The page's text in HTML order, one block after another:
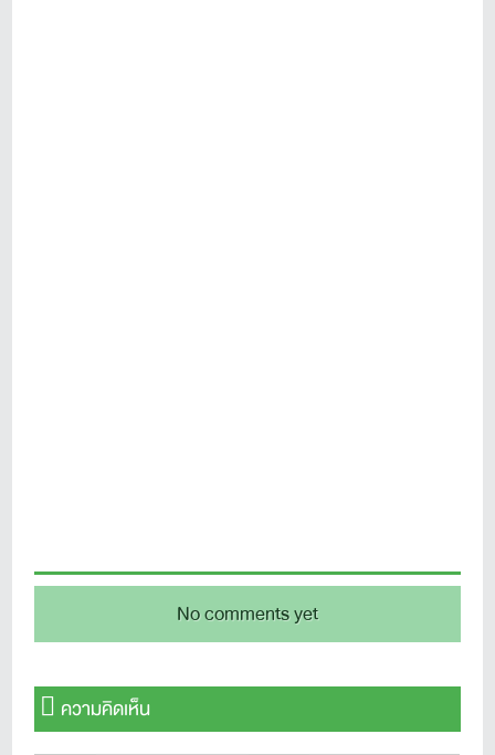
No comments yet
ความคิดเห็น